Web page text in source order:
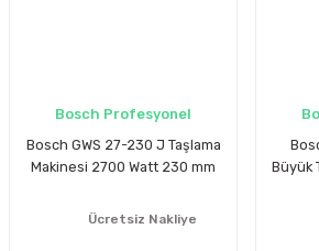
Bosch Profesyonel
Bosch GWS 27-230 J Taşlama
Makinesi 2700 Watt 230 mm
Ücretsiz Nakliye
Büyük